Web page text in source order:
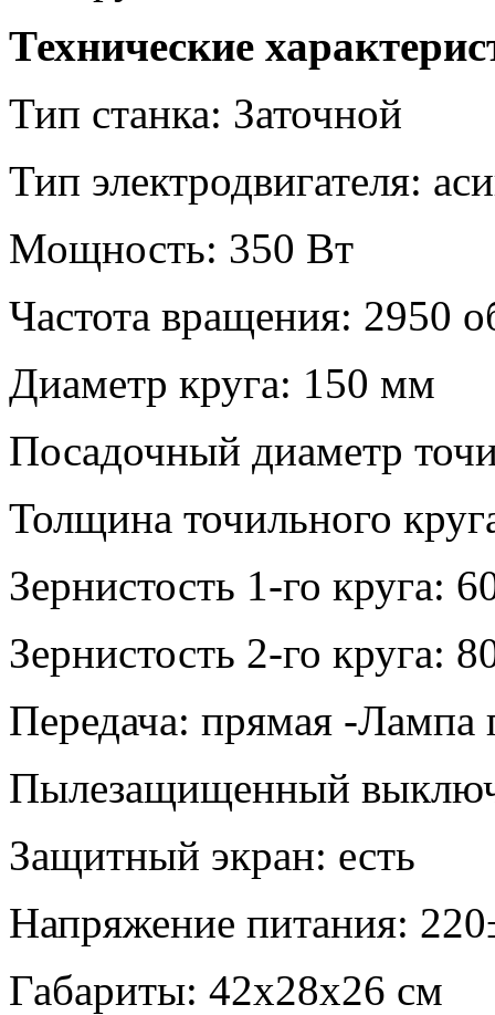
Технические
Тип станка: Заточной
Тип электродвигателя:
Мощность: 350 Вт
Частота вращения: 2950
Диаметр круга: 150 мм
Посадочный диаметр
Толщина точильного
Зернистость 1-го круга:
Зернистость 2-го круга:
Передача: прямая -Лампа
Пылезащищенный
Защитный экран: есть
Напряжение питания:
Габариты: 42x28x26 см